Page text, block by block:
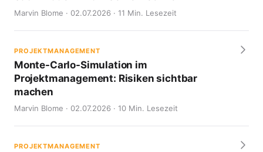
Marvin Blome · 02.07.2026 · 11 Min. Lesezeit
PROJEKTMANAGEMENT
Monte-Carlo-Simulation im
Projektmanagement: Risiken sichtbar
machen
Marvin Blome · 02.07.2026 · 10 Min. Lesezeit
PROJEKTMANAGEMENT